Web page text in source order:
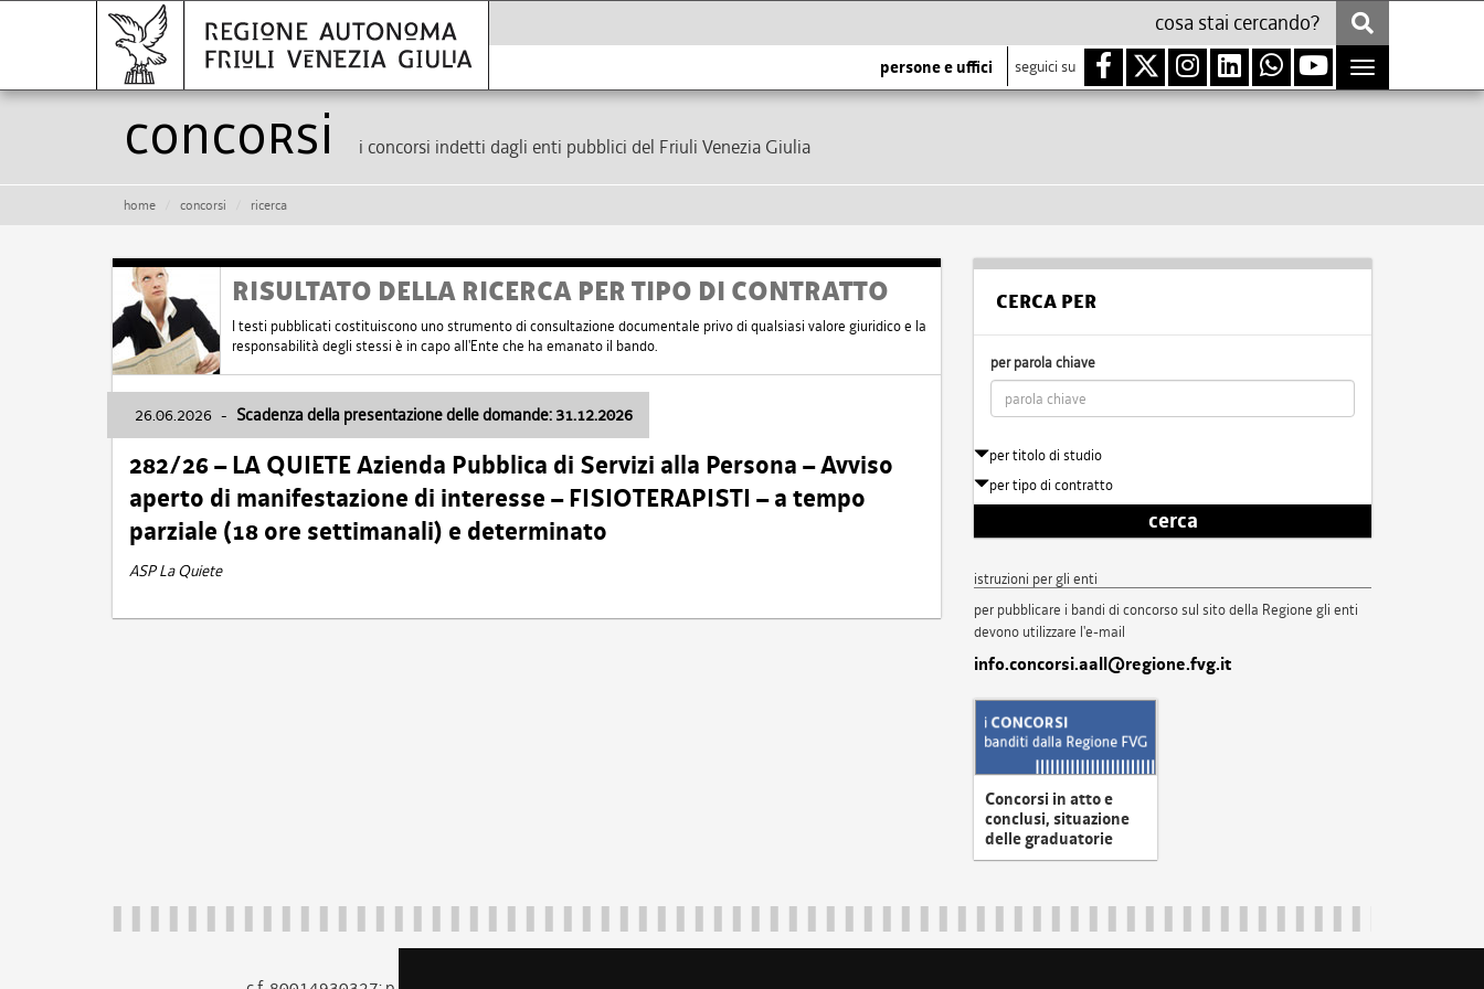
persone e uffici seguici su
Toggle
navigation
Concorsi i concorsi indetti dagli enti pubblici del Friuli Venezia Giulia
home concorsi ricerca
RISULTATO DELLA RICERCA PER TIPO DI CONTRATTO
I testi pubblicati costituiscono uno strumento di consultazione documentale privo di qualsiasi valore giuridico e la
responsabilità degli stessi è in capo all'Ente che ha emanato il bando.
26.06.2026 - Scadenza della presentazione delle domande: 31.12.2026
282/26 – LA QUIETE Azienda Pubblica di Servizi alla Persona – Avviso
aperto di manifestazione di interesse – FISIOTERAPISTI – a tempo
parziale (18 ore settimanali) e determinato
ASP La Quiete
CERCA PER
per parola chiave
per titolo di studio
per tipo di contratto
cerca
istruzioni per gli enti
per pubblicare i bandi di concorso sul sito della Regione gli enti
devono utilizzare l'e-mail
info.concorsi.aall@regione.fvg.it
Concorsi in atto e
conclusi, situazione
delle graduatorie